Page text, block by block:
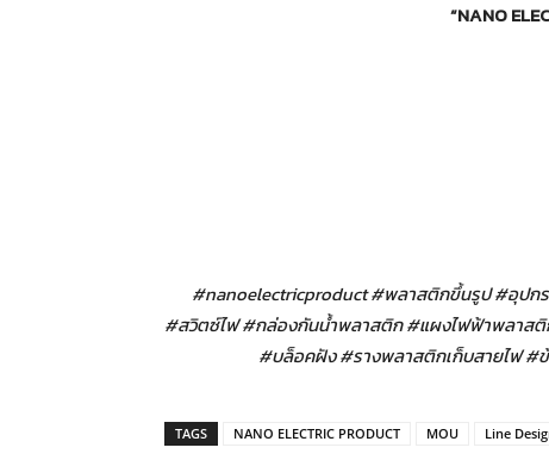
“NANO
#nanoelectricproduct #พลาสติกขึ้นรูป #อุป
#สวิตซ์ไฟ #กล่องกันน้ำพลาสติก #แผงไฟฟ้าพลาส
#บล็อคฝัง #รางพลาสติกเก็บสายไฟ #
TAGS NANO ELECTRIC PRODUCT MOU Line